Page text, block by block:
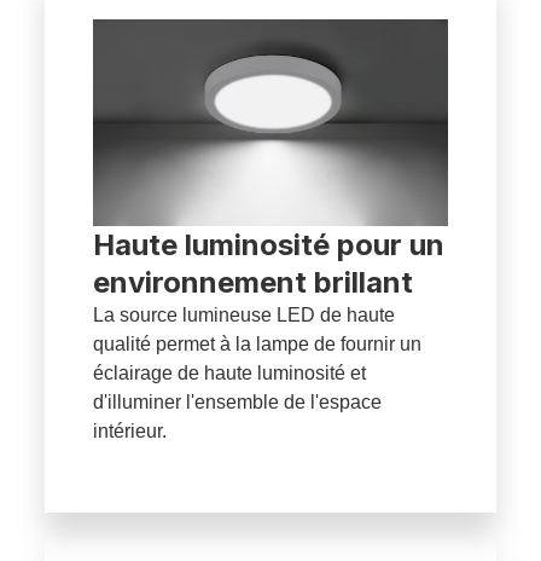
Haute luminosité pour un
environnement brillant
La source lumineuse LED de haute
qualité permet à la lampe de fournir un
éclairage de haute luminosité et
d'illuminer l'ensemble de l'espace
intérieur.